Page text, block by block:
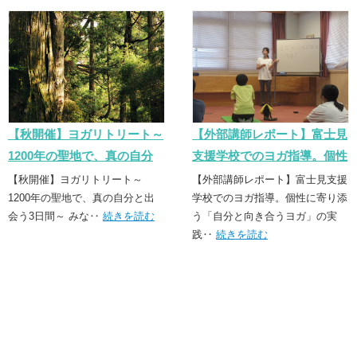
【秋開催】ヨガリトリート～
1200年の聖地で、真の自分
と出会う3日間～
【秋開催】ヨガリトリート～
1200年の聖地で、真の自分と出
会う3日間～ みな‥ 続きを読む
【外部講師レポート】富士見
支援学校でのヨガ指導。個性
に寄り添う「誠実なヨガ」の
実践
【外部講師レポート】富士見支援
学校でのヨガ指導。個性に寄り添
う「自分と向き合うヨガ」の実
践‥続きを読む